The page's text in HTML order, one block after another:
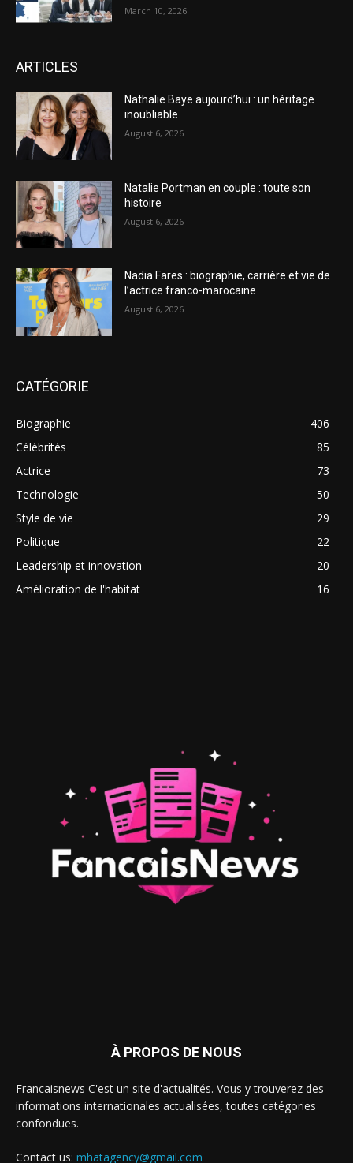
March 10, 2026
ARTICLES
Nathalie Baye aujourd’hui : un héritage
inoubliable
August 6, 2026
Natalie Portman en couple : toute son
histoire
August 6, 2026
Nadia Fares : biographie, carrière et vie de
l’actrice franco-marocaine
August 6, 2026
CATÉGORIE
Biographie
406
Célébrités
85
Actrice
73
Technologie
50
Style de vie
29
Politique
22
Leadership et innovation
20
Amélioration de l'habitat
16
À PROPOS DE NOUS
Francaisnews C'est un site d'actualités. Vous y trouverez des
informations internationales actualisées, toutes catégories
confondues.
Contact us: mhatagency@gmail.com